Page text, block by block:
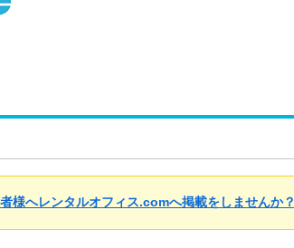
様へレンタルオフィス.comへ掲載をしませんか？